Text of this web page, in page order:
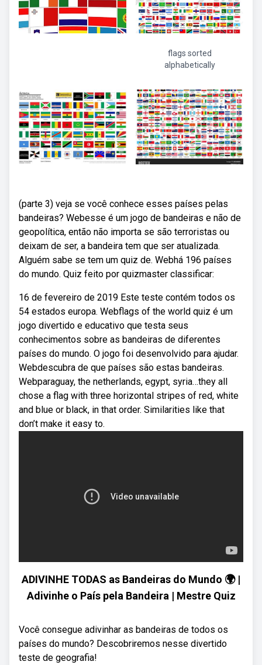
flags sorted
alphabetically
(parte 3) veja se você conhece esses países pelas
bandeiras? Webesse é um jogo de bandeiras e não de
geopolítica, então não importa se são terroristas ou
deixam de ser, a bandeira tem que ser atualizada.
Alguém sabe se tem um quiz de. Webhá 196 países
do mundo. Quiz feito por quizmaster classificar:
16 de fevereiro de 2019 Este teste contém todos os
54 estados europa. Webflags of the world quiz é um
jogo divertido e educativo que testa seus
conhecimentos sobre as bandeiras de diferentes
países do mundo. O jogo foi desenvolvido para ajudar.
Webdescubra de que países são estas bandeiras.
Webparaguay, the netherlands, egypt, syria…they all
chose a flag with three horizontal stripes of red, white
and blue or black, in that order. Similarities like that
don’t make it easy to.
ADIVINHE TODAS as Bandeiras do Mundo 🌍 |
Adivinhe o País pela Bandeira | Mestre Quiz
Você consegue adivinhar as bandeiras de todos os
países do mundo? Descobriremos nesse divertido
teste de geografia!